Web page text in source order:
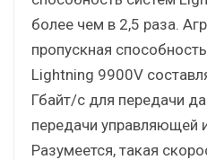
более чем в 2,5 раза.
пропускная
Lightning 9900V
Гбайт/с для передачи
передачи управляющей
Разумеется, такая